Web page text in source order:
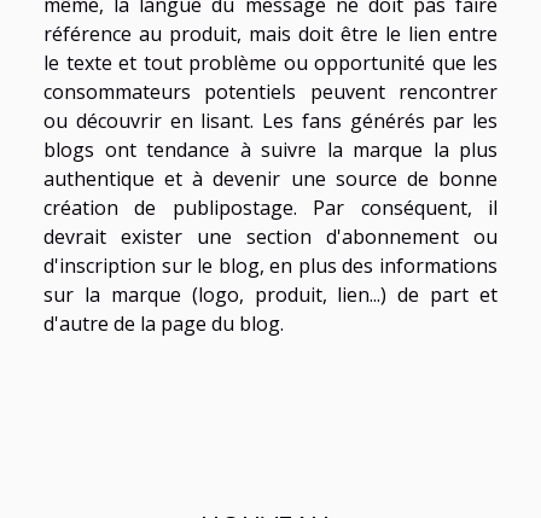
référence au produit, mais doit être le lien entre
le texte et tout problème ou opportunité que les
consommateurs potentiels peuvent rencontrer
ou découvrir en lisant. Les fans générés par les
blogs ont tendance à suivre la marque la plus
authentique et à devenir une source de bonne
création de publipostage. Par conséquent, il
devrait exister une section d'abonnement ou
d'inscription sur le blog, en plus des informations
sur la marque (logo, produit, lien...) de part et
d'autre de la page du blog.